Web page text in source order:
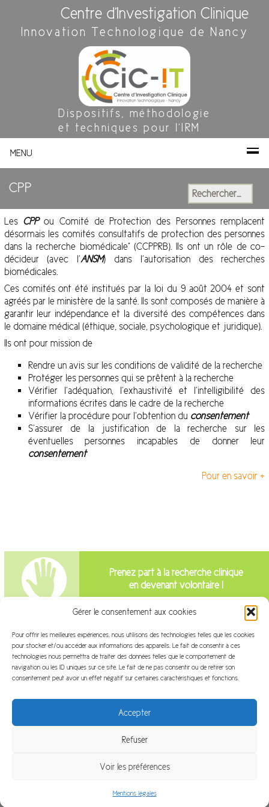
Gérer le consentement aux cookies
Pour offrir les meilleures expériences, nous utilisons des technologies telles que les cookies
pour stocker et/ou accéder aux informations des appareils. Le fait de consentir à ces
technologies nous permettra de traiter des données telles que le comportement de
navigation ou les ID uniques sur ce site. Le fait de ne pas consentir ou de retirer son
consentement peut avoir un effet négatif sur certaines caractéristiques et fonctions.
Accepter
Refuser
Voir les préférences
Mentions légales
Centre d'Investigation Clinique
Innovation Technologique de Nancy
Dispositifs, méthodologie
et techniques pour l'IRM
MENU
CPP Rechercher :
Les CPPou Comité de Protection des Personnes remplacent
désormais les comités consultatifs de protection des personnes
dans la recherche biomédicale” (CCPPRB). Ils ont un rôle de co-
décideur (avec l’ANSM) dans l’autorisation des recherches
biomédicales.
Ces comités ont été institués par la loi du 9 août 2004 et sont
agréés par le ministère de la santé. Ils sont composés de manière à
garantir leur indépendance et la diversité des compétences dans
le domaine médical (éthique, sociale, psychologique et juridique).
Ils ont pour mission de
Rendre un avis sur les conditions de validité de la recherche
Protéger les personnes qui se prêtent à la recherche
Vérifier l’adéquation, l’exhaustivité et l’intelligibilité des
informations écrites dans le cadre de la recherche
Vérifier la procédure pour l’obtention du consentement
S’assurer de la justification de la recherche sur les
éventuelles personnes incapables de donner leur
consentement
Pour en savoir +
Prenez part à la recherche clinique
en devenant volontaire !
Intéressé par la recherche clinique?
Venez travailler avec nous!
Mentions légales
Plateforme ArchiMed